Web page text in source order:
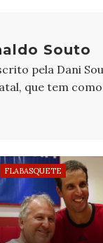
Souto
pela Dani
que tem
FLABASQUETE